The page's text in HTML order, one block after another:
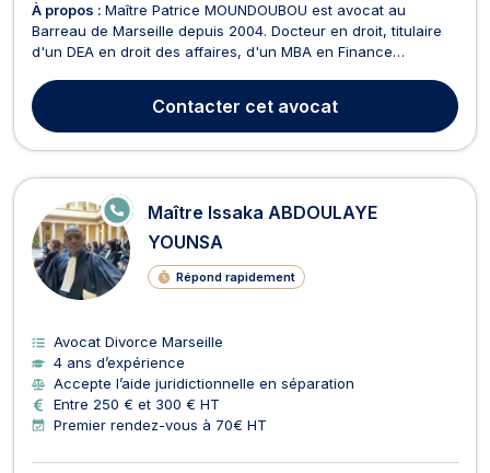
À propos : Maître Patrice MOUNDOUBOU est avocat au
Barreau de Marseille depuis 2004. Docteur en droit, titulaire
d'un DEA en droit des affaires, d'un MBA en Finance
l'énergie, des investissements et de l'arbitrage international, il
met plus de vingt ans d'expérience au se...
Contacter cet avocat
Maître Issaka ABDOULAYE
YOUNSA
Répond rapidement
E
N
LI
G
N
E
Avocat Divorce Marseille
4 ans d’expérience
Accepte l’aide juridictionnelle en séparation
Entre 250 € et 300 € HT
Premier rendez-vous à 70€ HT